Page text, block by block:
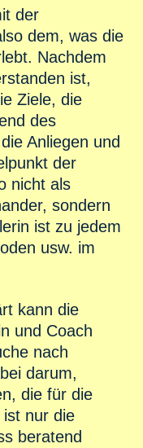
der
dem, was die
Nachdem
ist,
Ziele, die
des
Anliegen und
der
nicht als
sondern
ist zu jedem
usw. im
kann die
und Coach
nach
darum,
die für die
nur die
beratend